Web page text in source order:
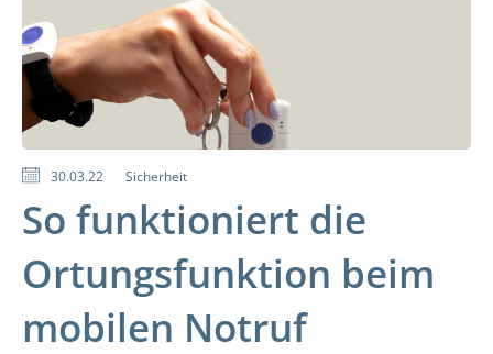
30.03.22 Sicherheit
So funktioniert die
Ortungsfunktion beim
mobilen Notruf